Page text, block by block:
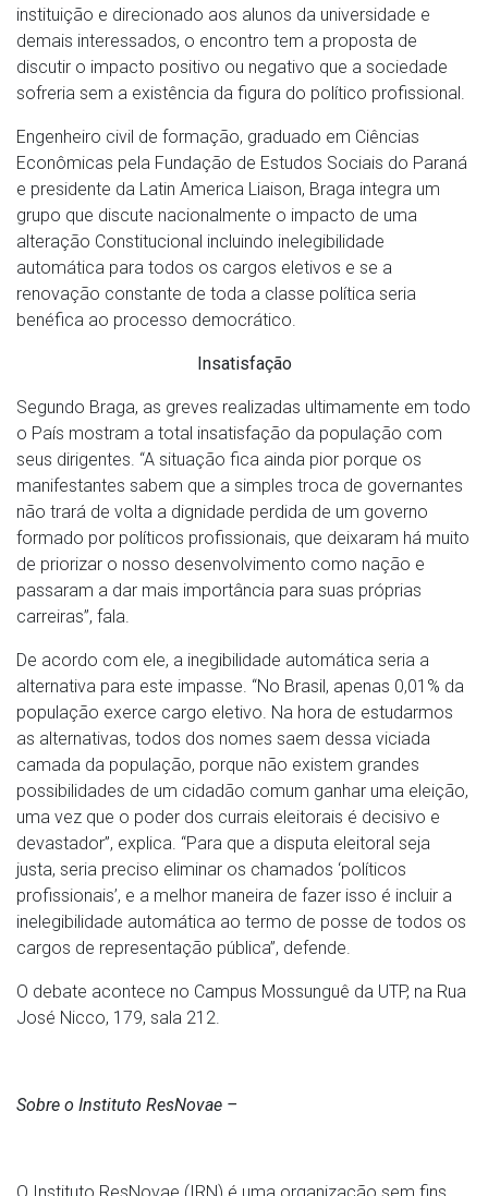
instituição e direcionado aos alunos da universidade e
demais interessados, o encontro tem a proposta de
discutir o impacto positivo ou negativo que a sociedade
sofreria sem a existência da figura do político profissional.
Engenheiro civil de formação, graduado em Ciências
Econômicas pela Fundação de Estudos Sociais do Paraná
e presidente da Latin America Liaison, Braga integra um
grupo que discute nacionalmente o impacto de uma
alteração Constitucional incluindo inelegibilidade
automática para todos os cargos eletivos e se a
renovação constante de toda a classe política seria
benéfica ao processo democrático.
Insatisfação
Segundo Braga, as greves realizadas ultimamente em todo
o País mostram a total insatisfação da população com
seus dirigentes. “A situação fica ainda pior porque os
manifestantes sabem que a simples troca de governantes
não trará de volta a dignidade perdida de um governo
formado por políticos profissionais, que deixaram há muito
de priorizar o nosso desenvolvimento como nação e
passaram a dar mais importância para suas próprias
carreiras”, fala.
De acordo com ele, a inegibilidade automática seria a
alternativa para este impasse. “No Brasil, apenas 0,01% da
população exerce cargo eletivo. Na hora de estudarmos
as alternativas, todos dos nomes saem dessa viciada
camada da população, porque não existem grandes
possibilidades de um cidadão comum ganhar uma eleição,
uma vez que o poder dos currais eleitorais é decisivo e
devastador”, explica. “Para que a disputa eleitoral seja
justa, seria preciso eliminar os chamados ‘políticos
profissionais’, e a melhor maneira de fazer isso é incluir a
inelegibilidade automática ao termo de posse de todos os
cargos de representação pública”, defende.
O debate acontece no Campus Mossunguê da UTP, na Rua
José Nicco, 179, sala 212.
Sobre o Instituto ResNovae –